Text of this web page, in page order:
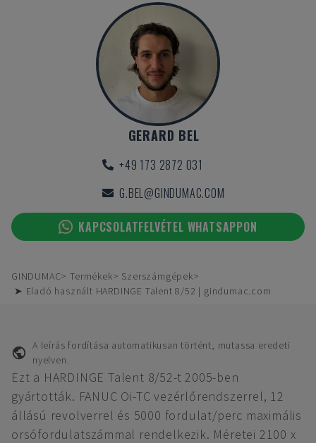
GERARD BEL
+49 173 2872 031
G.BEL@GINDUMAC.COM
KAPCSOLATFELVÉTEL WHATSAPPON
GINDUMAC Termékek
Szerszámgépek
➤ Eladó használt HARDINGE Talent 8/52 | gindumac.com
A leírás fordítása automatikusan történt, mutassa eredeti
nyelven.
Ezt a HARDINGE Talent 8/52-t 2005-ben
gyártották. FANUC Oi-TC vezérlőrendszerrel, 12
állású revolverrel és 5000 fordulat/perc maximális
orsófordulatszámmal rendelkezik. Méretei 2100 x